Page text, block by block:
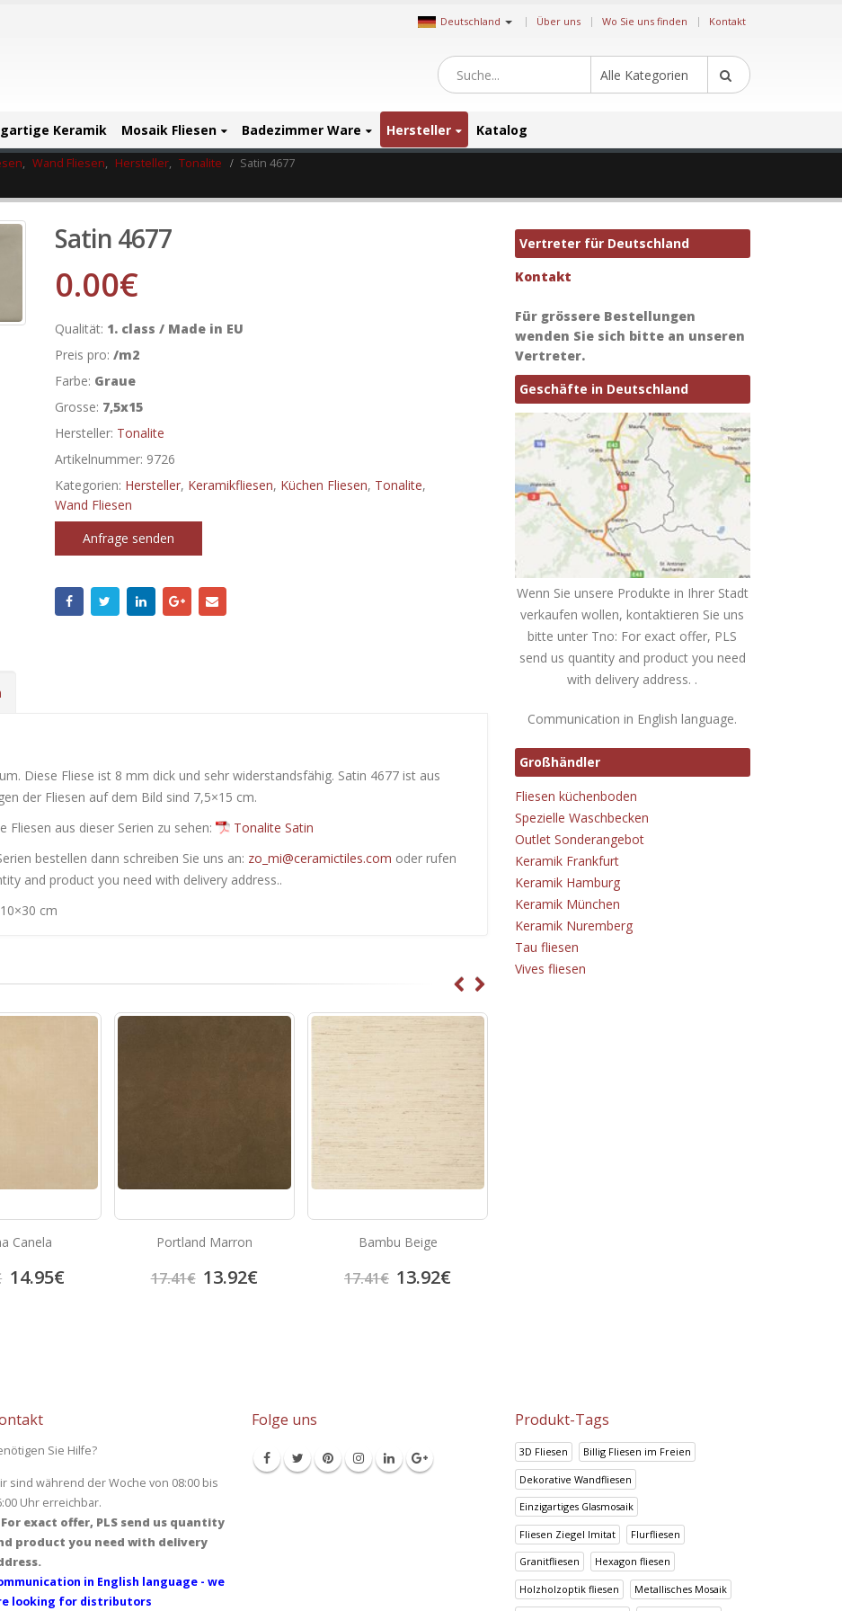
Deutschland | Über uns Wo Sie uns finden Kontakt
Alle Kategorien
Keramik Mosaik Fliesen Badezimmer Ware Hersteller Katalog
, Wand Fliesen, Hersteller, Tonalite Satin 4677
Satin 4677
0.00€
Qualität: 1. class / Made in EU
Preis pro: /m2
Farbe: Graue
Grosse: 7,5x15
Hersteller: Tonalite
Artikelnummer: 9726
Kategorien: Hersteller, Keramikfliesen, Küchen Fliesen, Tonalite,
Wand Fliesen
Anfrage senden
Diese Fliese ist 8 mm dick und sehr widerstandsfähig. Satin 4677 ist aus
der Fliesen auf dem Bild sind 7,5×15 cm.
Fliesen ​​aus dieser Serien zu sehen:
Tonalite Satin
bestellen dann schreiben Sie uns an: zo_mi@ceramictiles.com oder rufen
and product you need with delivery address..
cm
Canela
14.95€
Portland Marron
17.41€ 13.92€
Bambu Beige
17.41€ 13.92€
Vertreter für Deutschland
Kontakt
Für grössere Bestellungen
wenden Sie sich bitte an unseren
Vertreter.
Geschäfte in Deutschland
Wenn Sie unsere Produkte in Ihrer Stadt
verkaufen wollen, kontaktieren Sie uns
bitte unter Tno: For exact offer, PLS
send us quantity and product you need
with delivery address. .
Communication in English language.
Großhändler
Fliesen küchenboden
Spezielle Waschbecken
Outlet Sonderangebot
Keramik Frankfurt
Keramik Hamburg
Keramik München
Keramik Nuremberg
Tau fliesen
Vives fliesen
Sie Hilfe?
sind während der Woche von 08:00 bis
Uhr erreichbar.
For exact offer, PLS send us quantity
product you need with delivery
in English language - we
looking for distributors
Folge uns Produkt-Tags
3D Fliesen Billig Fliesen im Freien
Dekorative Wandfliesen
Einzigartiges Glasmosaik
Fliesen Ziegel Imitat Flurfliesen
Granitfliesen Hexagon fliesen
Holzholzoptik fliesen Metallisches Mosaik